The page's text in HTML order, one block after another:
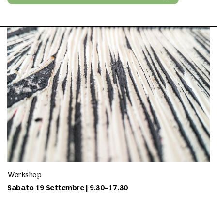
Workshop
Sabato 19 Settembre | 9.30-17.30